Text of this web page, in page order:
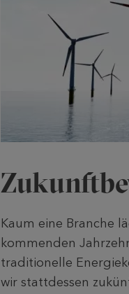
Kaum eine Branche
kommenden
traditionelle
wir stattdessen